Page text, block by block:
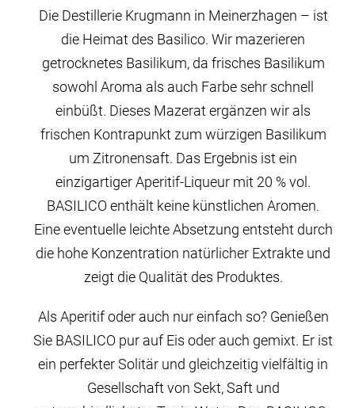
Die Destillerie Krugmann in Meinerzhagen – ist
die Heimat des Basilico. Wir mazerieren
getrocknetes Basilikum, da frisches Basilikum
sowohl Aroma als auch Farbe sehr schnell
einbüßt. Dieses Mazerat ergänzen wir als
frischen Kontrapunkt zum würzigen Basilikum
um Zitronensaft. Das Ergebnis ist ein
einzigartiger Aperitif-Liqueur mit 20 % vol.
BASILICO enthält keine künstlichen Aromen.
Eine eventuelle leichte Absetzung entsteht durch
die hohe Konzentration natürlicher Extrakte und
zeigt die Qualität des Produktes.
Als Aperitif oder auch nur einfach so? Genießen
Sie BASILICO pur auf Eis oder auch gemixt. Er ist
ein perfekter Solitär und gleichzeitig vielfältig in
Gesellschaft von Sekt, Saft und